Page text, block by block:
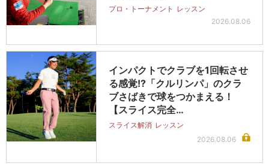
プロ・トーナメント レッスン
2026.08.06
インパクトでクラブを1回転させ
る感覚!?「クルリンパ」のクラ
ブさばきで球をつかまえる！
【スライス完全…
スライス解消 レッスン
2026.08.06